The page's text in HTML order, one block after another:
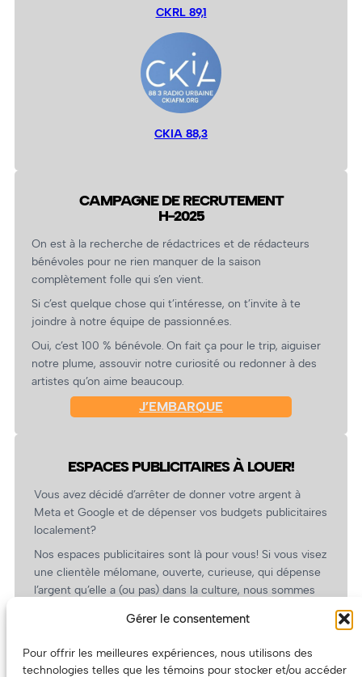
Gérer le consentement
Pour offrir les meilleures expériences, nous utilisons des
technologies telles que les témoins pour stocker et/ou accéder
CKRL 89,1
CKIA 88,3
CAMPAGNE DE RECRUTEMENT
H-2025
On est à la recherche de rédactrices et de rédacteurs
bénévoles pour ne rien manquer de la saison
complètement folle qui s’en vient.
Si c’est quelque chose qui t’intéresse, on t’invite à te
joindre à notre équipe de passionné.es.
Oui, c’est 100 % bénévole. On fait ça pour le trip, aiguiser
notre plume, assouvir notre curiosité ou redonner à des
artistes qu’on aime beaucoup.
J’EMBARQUE
ESPACES PUBLICITAIRES À LOUER!
Vous avez décidé d’arrêter de donner votre argent à
Meta et Google et de dépenser vos budgets publicitaires
localement?
Nos espaces publicitaires sont là pour vous! Si vous visez
une clientèle mélomane, ouverte, curieuse, qui dépense
l’argent qu’elle a (ou pas) dans la culture, nous sommes
revient.